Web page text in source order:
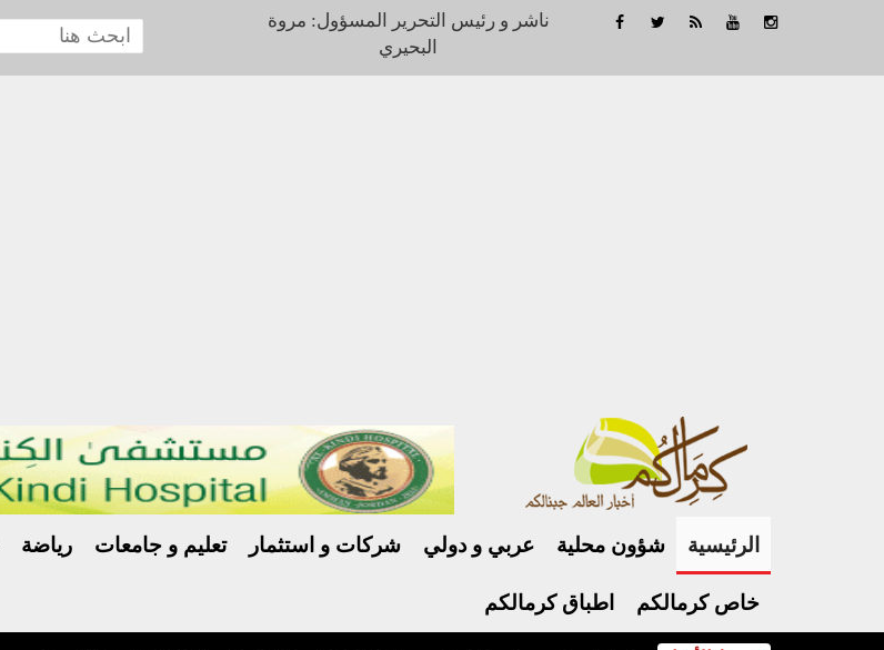
ناشر و رئيس التحرير المسؤول: مروة
البحيري
الرئيسية شؤون محلية عربي و دولي شركات و استثمار تعليم و جامعات رياضة
خاص كرمالكم اطباق كرمالكم